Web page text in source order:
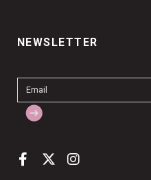
NEWSLETTER